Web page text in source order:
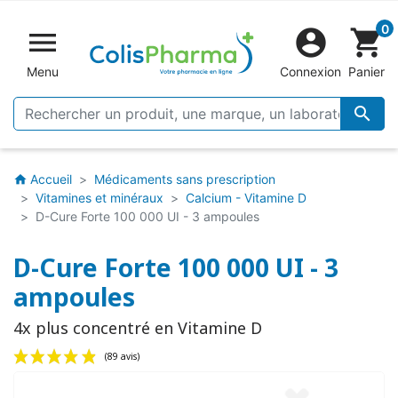

Menu


Connexion
shopping_cart0
Panier
home Accueil
Médicaments sans prescription
Vitamines et minéraux
Calcium - Vitamine D
D-Cure Forte 100 000 UI - 3 ampoules
D-Cure Forte 100 000 UI - 3
ampoules
4x plus concentré en Vitamine D